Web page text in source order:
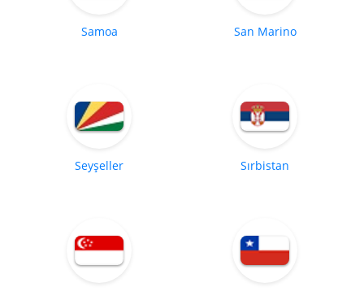
Samoa San Marino
Seyşeller Sırbistan